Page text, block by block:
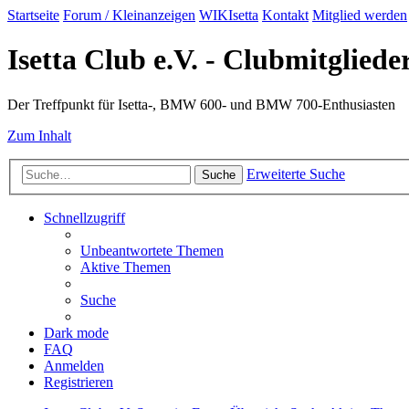
Startseite Forum / Kleinanzeigen WIKIsetta Kontakt Mitglied werden
Isetta Club e.V. -
Der Treffpunkt für Isetta-, BMW 600- und BMW 700-Enthusiasten
Zum Inhalt
Suche Erweiterte Suche
Schnellzugriff
Unbeantwortete Themen
Aktive Themen
Suche
Dark mode
FAQ
Anmelden
Registrieren